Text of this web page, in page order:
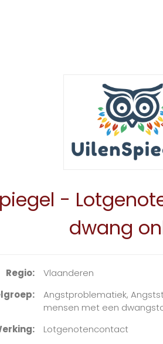
-
dwang
Regio
Vlaanderen
Angstproblematiek,
mensen met een
Lotgenotencontact